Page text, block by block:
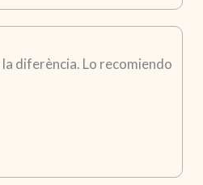
diferència. Lo recomiendo